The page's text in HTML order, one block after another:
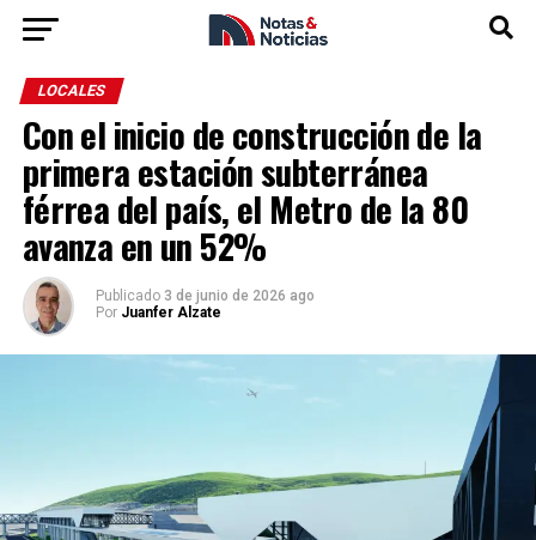
LOCALES
Con el inicio de construcción de la
primera estación subterránea
férrea del país, el Metro de la 80
avanza en un 52%
Publicado 3 de junio de 2026 ago
Por Juanfer Alzate